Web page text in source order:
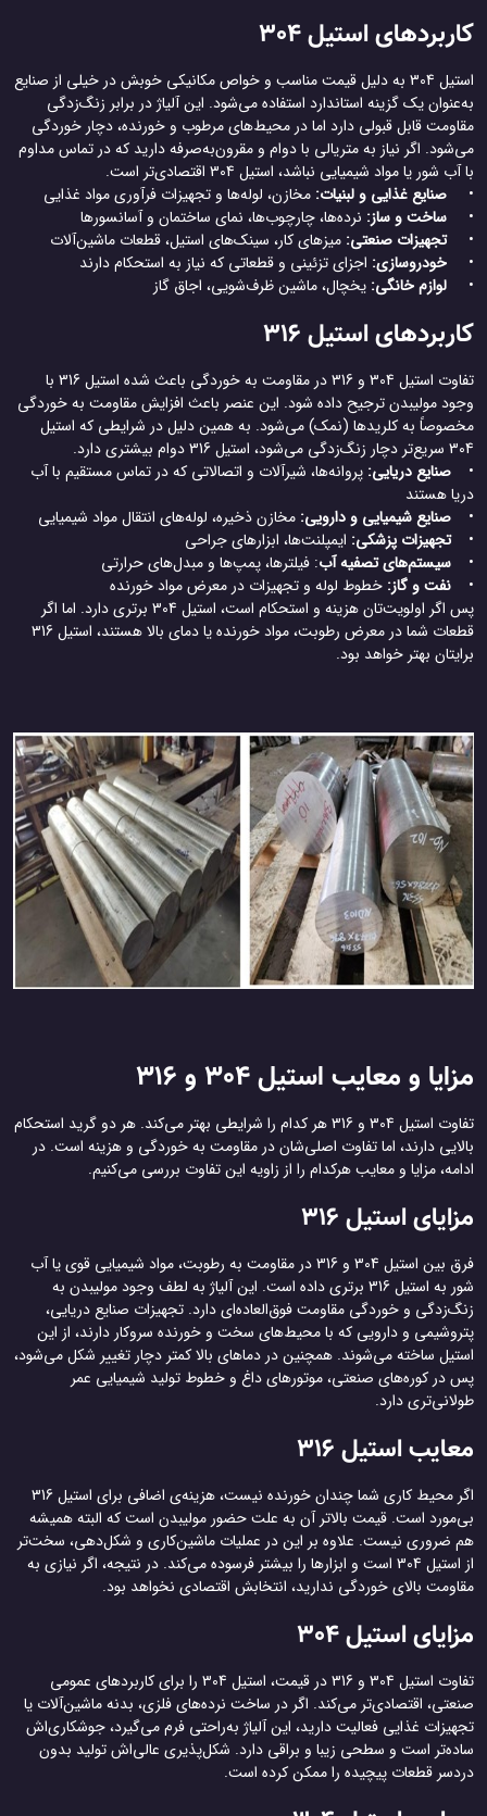
کاربردهای استیل 304
استیل 304 به دلیل قیمت مناسب و خواص مکانیکی خوبش در خیلی از صنایع
به‌عنوان یک گزینه استاندارد استفاده می‌شود. این آلیاژ در برابر زنگ‌زدگی
مقاومت قابل قبولی دارد اما در محیط‌های مرطوب و خورنده، دچار خوردگی
می‌شود. اگر نیاز به متریالی با دوام و مقرون‌به‌صرفه دارید که در تماس مداوم
با آب شور یا مواد شیمیایی نباشد، استیل 304 اقتصادی‌تر است.
•
صنایع غذایی و لبنیات: مخازن، لوله‌ها و تجهیزات فرآوری مواد غذایی
•
ساخت و ساز: نرده‌ها، چارچوب‌ها، نمای ساختمان و آسانسورها
•
تجهیزات صنعتی: میزهای کار، سینک‌های استیل، قطعات ماشین‌آلات
•
خودروسازی: اجزای تزئینی و قطعاتی که نیاز به استحکام دارند
• لوازم خانگی: یخچال، ماشین ظرف‌شویی، اجاق گاز
کاربردهای استیل 316
تفاوت استیل 304 و 316 در مقاومت به خوردگی باعث شده استیل 316 با
وجود مولیبدن ترجیح داده شود. این عنصر باعث افزایش مقاومت به خوردگی
مخصوصاً به کلریدها (نمک) می‌شود. به همین دلیل در شرایطی که استیل
304 سریع‌تر دچار زنگ‌زدگی می‌شود، استیل 316 دوام بیشتری دارد.
• صنایع دریایی: پروانه‌ها، شیرآلات و اتصالاتی که در تماس مستقیم با آب
دریا هستند
• صنایع شیمیایی و دارویی: مخازن ذخیره، لوله‌های انتقال مواد شیمیایی
•تجهیزات پزشکی: ایمپلنت‌ها، ابزارهای جراحی
•
سیستم‌های تصفیه آب: فیلترها، پمپ‌ها و مبدل‌های حرارتی
•
نفت و گاز: خطوط لوله و تجهیزات در معرض مواد خورنده
پس اگر اولویت‌تان هزینه و استحکام است، استیل 304 برتری دارد. اما اگر
قطعات شما در معرض رطوبت، مواد خورنده یا دمای بالا هستند، استیل 316
برایتان بهتر خواهد بود.
مزایا و معایب استیل 304 و 316
تفاوت استیل 304 و 316 هر کدام را شرایطی بهتر می‌کند. هر دو گرید استحکام
بالایی دارند، اما تفاوت اصلی‌شان در مقاومت به خوردگی و هزینه است. در
ادامه، مزایا و معایب هرکدام را از زاویه این تفاوت بررسی می‌کنیم.
مزایای استیل 316
فرق بین استیل 304 و 316 در مقاومت به رطوبت، مواد شیمیایی قوی یا آب
شور به استیل 316 برتری داده است. این آلیاژ به لطف وجود مولیبدن به
زنگ‌زدگی و خوردگی مقاومت فوق‌العاده‌ای دارد. تجهیزات صنایع دریایی،
پتروشیمی و دارویی که با محیط‌های سخت و خورنده سر‌و‌کار دارند، از این
استیل ساخته می‌شوند. همچنین در دماهای بالا کمتر دچار تغییر شکل می‌شود،
پس در کوره‌های صنعتی، موتورهای داغ و خطوط تولید شیمیایی عمر
طولانی‌تری دارد.
معایب استیل 316
اگر محیط کاری شما چندان خورنده نیست، هزینه‌ی اضافی برای استیل 316
بی‌مورد است. قیمت بالاتر آن به علت حضور مولیبدن است که البته همیشه
هم ضروری نیست. علاوه بر این در عملیات ماشین‌کاری و شکل‌دهی، سخت‌تر
از استیل 304 است و ابزارها را بیشتر فرسوده می‌کند. در نتیجه، اگر نیازی به
مقاومت بالای خوردگی ندارید، انتخابش اقتصادی نخواهد بود.
مزایای استیل 304
تفاوت استیل 304 و 316 در قیمت، استیل 304 را برای کاربردهای عمومی
صنعتی، اقتصادی‌تر می‌کند. اگر در ساخت نرده‌های فلزی، بدنه ماشین‌آلات یا
تجهیزات غذایی فعالیت دارید، این آلیاژ به‌راحتی فرم می‌گیرد، جوشکاری‌اش
ساده‌تر است و سطحی زیبا و براقی دارد. شکل‌پذیری عالی‌اش تولید بدون
دردسر قطعات پیچیده را ممکن کرده است.